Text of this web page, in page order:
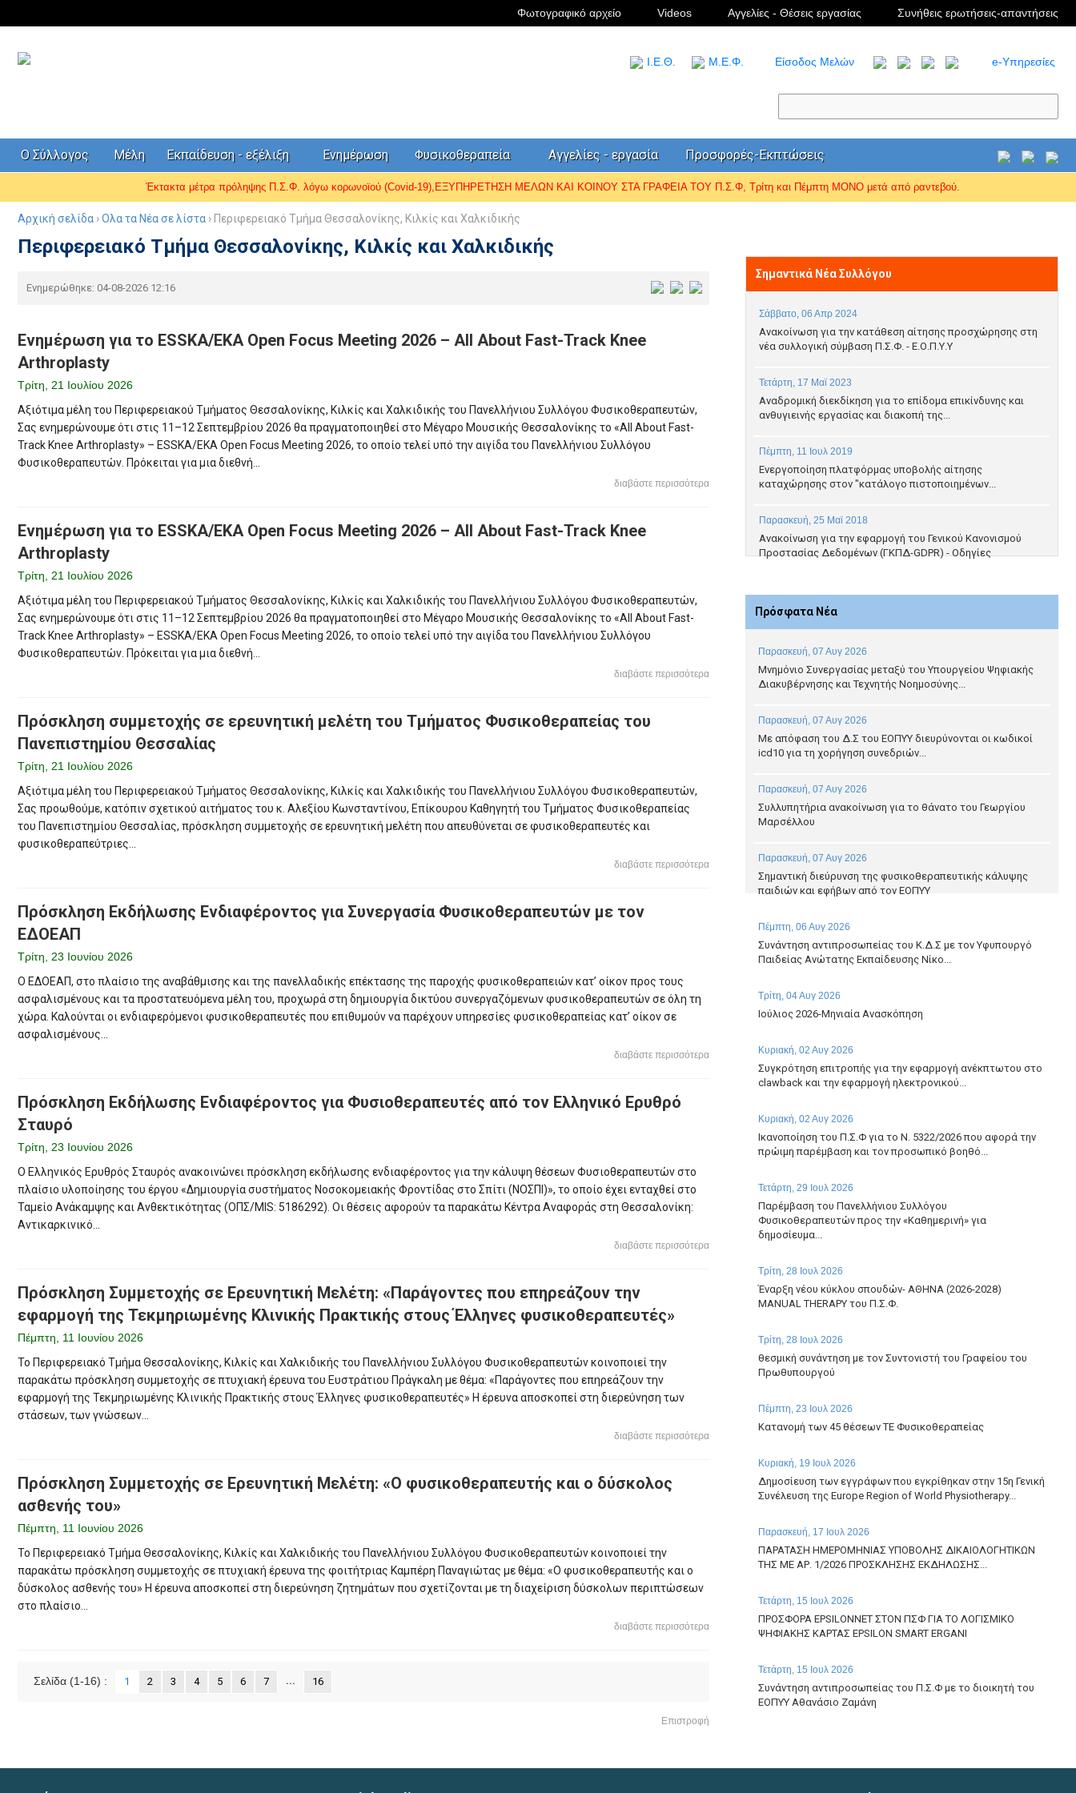
Φωτογραφικό αρχείο Videos Αγγελίες - Θέσεις εργασίας Συνήθεις ερωτήσεις-απαντήσεις
I.Ε.Θ. Μ.Ε.Φ. Είσοδος Μελών e-Υπηρεσίες
Ο Σύλλογος Μέλη Εκπαίδευση - εξέλιξη Ενημέρωση Φυσικοθεραπεία Αγγελίες - εργασία Προσφορές-Εκπτώσεις
Έκτακτα μέτρα πρόληψης Π.Σ.Φ. λόγω κορωνοϊού (Covid-19),ΕΞΥΠΗΡΕΤΗΣΗ ΜΕΛΩΝ ΚΑΙ ΚΟΙΝΟΥ ΣΤΑ ΓΡΑΦΕΙΑ ΤΟΥ Π.Σ.Φ, Τρίτη και Πέμπτη ΜΟΝΟ μετά από ραντεβού.
Αρχική σελίδα ›Ολα τα Νέα σε λίστα › Περιφερειακό Τμήμα Θεσσαλονίκης, Κιλκίς και Χαλκιδικής
Περιφερειακό Τμήμα Θεσσαλονίκης, Κιλκίς και Χαλκιδικής
Ενημερώθηκε: 04-08-2026 12:16
Ενημέρωση για το ESSKA/EKA Open Focus Meeting 2026 – All About Fast-Track Knee
Arthroplasty
Τρίτη, 21 Ιουλίου 2026
Αξιότιμα μέλη του Περιφερειακού Τμήματος Θεσσαλονίκης, Κιλκίς και Χαλκιδικής του Πανελλήνιου Συλλόγου Φυσικοθεραπευτών,
Σας ενημερώνουμε ότι στις 11–12 Σεπτεμβρίου 2026 θα πραγματοποιηθεί στο Μέγαρο Μουσικής Θεσσαλονίκης το «All About Fast-
Track Knee Arthroplasty» – ESSKA/EKA Open Focus Meeting 2026, το οποίο τελεί υπό την αιγίδα του Πανελλήνιου Συλλόγου
Φυσικοθεραπευτών. Πρόκειται για μια διεθνή...
διαβάστε περισσότερα
Ενημέρωση για το ESSKA/EKA Open Focus Meeting 2026 – All About Fast-Track Knee
Arthroplasty
Τρίτη, 21 Ιουλίου 2026
Αξιότιμα μέλη του Περιφερειακού Τμήματος Θεσσαλονίκης, Κιλκίς και Χαλκιδικής του Πανελλήνιου Συλλόγου Φυσικοθεραπευτών,
Σας ενημερώνουμε ότι στις 11–12 Σεπτεμβρίου 2026 θα πραγματοποιηθεί στο Μέγαρο Μουσικής Θεσσαλονίκης το «All About Fast-
Track Knee Arthroplasty» – ESSKA/EKA Open Focus Meeting 2026, το οποίο τελεί υπό την αιγίδα του Πανελλήνιου Συλλόγου
Φυσικοθεραπευτών. Πρόκειται για μια διεθνή...
διαβάστε περισσότερα
Πρόσκληση συμμετοχής σε ερευνητική μελέτη του Τμήματος Φυσικοθεραπείας του
Πανεπιστημίου Θεσσαλίας
Τρίτη, 21 Ιουλίου 2026
Αξιότιμα μέλη του Περιφερειακού Τμήματος Θεσσαλονίκης, Κιλκίς και Χαλκιδικής του Πανελλήνιου Συλλόγου Φυσικοθεραπευτών,
Σας προωθούμε, κατόπιν σχετικού αιτήματος του κ. Αλεξίου Κωνσταντίνου, Επίκουρου Καθηγητή του Τμήματος Φυσικοθεραπείας
του Πανεπιστημίου Θεσσαλίας, πρόσκληση συμμετοχής σε ερευνητική μελέτη που απευθύνεται σε φυσικοθεραπευτές και
φυσικοθεραπεύτριες...
διαβάστε περισσότερα
Πρόσκληση Εκδήλωσης Ενδιαφέροντος για Συνεργασία Φυσικοθεραπευτών με τον
ΕΔΟΕΑΠ
Τρίτη, 23 Ιουνίου 2026
Ο ΕΔΟΕΑΠ, στο πλαίσιο της αναβάθμισης και της πανελλαδικής επέκτασης της παροχής φυσικοθεραπειών κατ’ οίκον προς τους
ασφαλισμένους και τα προστατευόμενα μέλη του, προχωρά στη δημιουργία δικτύου συνεργαζόμενων φυσικοθεραπευτών σε όλη τη
χώρα. Καλούνται οι ενδιαφερόμενοι φυσικοθεραπευτές που επιθυμούν να παρέχουν υπηρεσίες φυσικοθεραπείας κατ’ οίκον σε
ασφαλισμένους...
διαβάστε περισσότερα
Πρόσκληση Εκδήλωσης Ενδιαφέροντος για Φυσιοθεραπευτές από τον Ελληνικό Ερυθρό
Σταυρό
Τρίτη, 23 Ιουνίου 2026
Ο Ελληνικός Ερυθρός Σταυρός ανακοινώνει πρόσκληση εκδήλωσης ενδιαφέροντος για την κάλυψη θέσεων Φυσιοθεραπευτών στο
πλαίσιο υλοποίησης του έργου «Δημιουργία συστήματος Νοσοκομειακής Φροντίδας στο Σπίτι (ΝΟΣΠΙ)», το οποίο έχει ενταχθεί στο
Ταμείο Ανάκαμψης και Ανθεκτικότητας (ΟΠΣ/MIS: 5186292). Οι θέσεις αφορούν τα παρακάτω Κέντρα Αναφοράς στη Θεσσαλονίκη:
Αντικαρκινικό...
διαβάστε περισσότερα
Πρόσκληση Συμμετοχής σε Ερευνητική Μελέτη: «Παράγοντες που επηρεάζουν την
εφαρμογή της Τεκμηριωμένης Κλινικής Πρακτικής στους Έλληνες φυσικοθεραπευτές»
Πέμπτη, 11 Ιουνίου 2026
Το Περιφερειακό Τμήμα Θεσσαλονίκης, Κιλκίς και Χαλκιδικής του Πανελλήνιου Συλλόγου Φυσικοθεραπευτών κοινοποιεί την
παρακάτω πρόσκληση συμμετοχής σε πτυχιακή έρευνα του Ευστράτιου Πράγκαλη με θέμα: «Παράγοντες που επηρεάζουν την
εφαρμογή της Τεκμηριωμένης Κλινικής Πρακτικής στους Έλληνες φυσικοθεραπευτές» Η έρευνα αποσκοπεί στη διερεύνηση των
στάσεων, των γνώσεων...
διαβάστε περισσότερα
Πρόσκληση Συμμετοχής σε Ερευνητική Μελέτη: «Ο φυσικοθεραπευτής και ο δύσκολος
ασθενής του»
Πέμπτη, 11 Ιουνίου 2026
Το Περιφερειακό Τμήμα Θεσσαλονίκης, Κιλκίς και Χαλκιδικής του Πανελλήνιου Συλλόγου Φυσικοθεραπευτών κοινοποιεί την
παρακάτω πρόσκληση συμμετοχής σε πτυχιακή έρευνα της φοιτήτριας Καμπέρη Παναγιώτας με θέμα: «Ο φυσικοθεραπευτής και ο
δύσκολος ασθενής του» Η έρευνα αποσκοπεί στη διερεύνηση ζητημάτων που σχετίζονται με τη διαχείριση δύσκολων περιπτώσεων
στο πλαίσιο...
διαβάστε περισσότερα
Σελίδα (1-16) : 1 2 3 4 5 6 7 ... 16
Επιστροφή
Σημαντικά Νέα Συλλόγου
Σάββατο, 06 Απρ 2024
Ανακοίνωση για την κατάθεση αίτησης προσχώρησης στη
νέα συλλογική σύμβαση Π.Σ.Φ. - Ε.Ο.Π.Υ.Υ
Τετάρτη, 17 Μαϊ 2023
Αναδρομική διεκδίκηση για το επίδομα επικίνδυνης και
ανθυγιεινής εργασίας και διακοπή της...
Πέμπτη, 11 Ιουλ 2019
Ενεργοποίηση πλατφόρμας υποβολής αίτησης
καταχώρησης στον "κατάλογο πιστοποιημένων...
Παρασκευή, 25 Μαϊ 2018
Ανακοίνωση για την εφαρμογή του Γενικού Κανονισμού
Προστασίας Δεδομένων (ΓΚΠΔ-GDPR) - Οδηγίες
Πρόσφατα Νέα
Παρασκευή, 07 Αυγ 2026
Μνημόνιο Συνεργασίας μεταξύ του Υπουργείου Ψηφιακής
Διακυβέρνησης και Τεχνητής Νοημοσύνης...
Παρασκευή, 07 Αυγ 2026
Με απόφαση του Δ.Σ του ΕΟΠΥΥ διευρύνονται οι κωδικοί
icd10 για τη χορήγηση συνεδριών...
Παρασκευή, 07 Αυγ 2026
Συλλυπητήρια ανακοίνωση για το θάνατο του Γεωργίου
Μαρσέλλου
Παρασκευή, 07 Αυγ 2026
Σημαντική διεύρυνση της φυσικοθεραπευτικής κάλυψης
παιδιών και εφήβων από τον ΕΟΠΥΥ
Πέμπτη, 06 Αυγ 2026
Συνάντηση αντιπροσωπείας του Κ.Δ.Σ με τον Υφυπουργό
Παιδείας Ανώτατης Εκπαίδευσης Νίκο...
Τρίτη, 04 Αυγ 2026
Ιούλιος 2026-Μηνιαία Ανασκόπηση
Κυριακή, 02 Αυγ 2026
Συγκρότηση επιτροπής για την εφαρμογή ανέκπτωτου στο
clawback και την εφαρμογή ηλεκτρονικού...
Κυριακή, 02 Αυγ 2026
Ικανοποίηση του Π.Σ.Φ για το Ν. 5322/2026 που αφορά την
πρώιμη παρέμβαση και τον προσωπικό βοηθό...
Τετάρτη, 29 Ιουλ 2026
Παρέμβαση του Πανελλήνιου Συλλόγου
Φυσικοθεραπευτών προς την «Καθημερινή» για
δημοσίευμα...
Τρίτη, 28 Ιουλ 2026
Έναρξη νέου κύκλου σπουδών- ΑΘΗΝΑ (2026-2028)
MANUAL THERAPY του Π.Σ.Φ.
Τρίτη, 28 Ιουλ 2026
θεσμική συνάντηση με τον Συντονιστή του Γραφείου του
Πρωθυπουργού
Πέμπτη, 23 Ιουλ 2026
Κατανομή των 45 θέσεων ΤΕ Φυσικοθεραπείας
Κυριακή, 19 Ιουλ 2026
Δημοσίευση των εγγράφων που εγκρίθηκαν στην 15η Γενική
Συνέλευση της Europe Region of World Physiotherapy...
Παρασκευή, 17 Ιουλ 2026
ΠΑΡΑΤΑΣΗ ΗΜΕΡΟΜΗΝΙΑΣ ΥΠΟΒΟΛΗΣ ΔΙΚΑΙΟΛΟΓΗΤΙΚΩΝ
ΤΗΣ ΜΕ ΑΡ. 1/2026 ΠΡΟΣΚΛΗΣΗΣ ΕΚΔΗΛΩΣΗΣ...
Τετάρτη, 15 Ιουλ 2026
ΠΡΟΣΦΟΡΑ EPSILONNET ΣΤΟΝ ΠΣΦ ΓΙΑ ΤΟ ΛΟΓΙΣΜΙΚΟ
ΨΗΦΙΑΚΗΣ ΚΑΡΤΑΣ EPSILON SMART ERGANI
Τετάρτη, 15 Ιουλ 2026
Συνάντηση αντιπροσωπείας του Π.Σ.Φ με το διοικητή του
ΕΟΠΥΥ Αθανάσιο Ζαμάνη
τιμολόγια για το clawback για το Α και Β...